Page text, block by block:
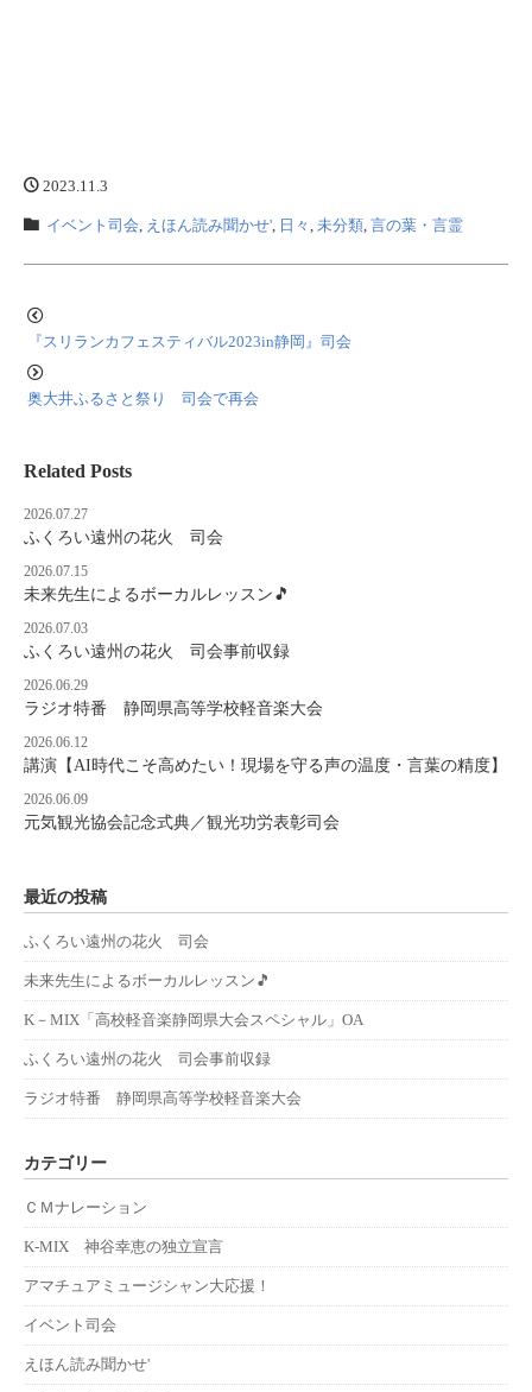
2023.11.3
イベント司会 えほん読み聞かせ' 日々 未分類 言の葉・言霊
『スリランカフェスティバル2023in静岡』司会
奥大井ふるさと祭り 司会で再会
Related Posts
2026.07.27
ふくろい遠州の花火 司会
2026.07.15
未来先生によるボーカルレッスン🎵
2026.07.03
ふくろい遠州の花火 司会事前収録
2026.06.29
ラジオ特番 静岡県高等学校軽音楽大会
2026.06.12
講演【AI時代こそ高めたい！現場を守る声の温度・言葉の精度】
2026.06.09
元気観光協会記念式典／観光功労表彰司会
最近の投稿
ふくろい遠州の花火 司会
未来先生によるボーカルレッスン🎵
K－MIX「高校軽音楽静岡県大会スペシャル」OA
ふくろい遠州の花火 司会事前収録
ラジオ特番 静岡県高等学校軽音楽大会
カテゴリー
ＣＭナレーション
K-MIX 神谷幸恵の独立宣言
アマチュアミュージシャン大応援！
イベント司会
えほん読み聞かせ'